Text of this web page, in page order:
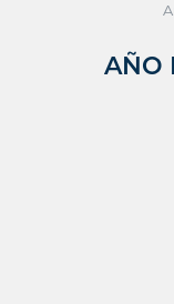
AÑO